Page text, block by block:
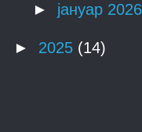
► јануар 2026
► 2025 (14)